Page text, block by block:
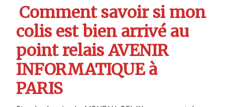
Comment savoir si mon
colis est bien arrivé au
point relais AVENIR
INFORMATIQUE à
PARIS